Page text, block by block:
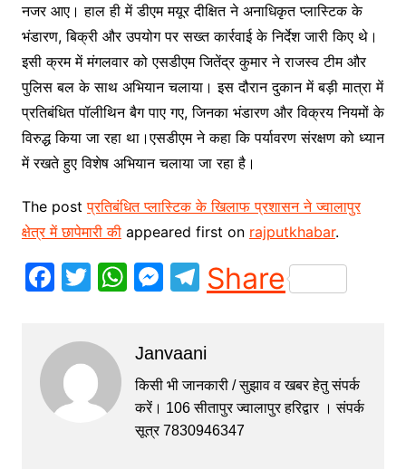
नजर आए। हाल ही में डीएम मयूर दीक्षित ने अनाधिकृत प्लास्टिक के
भंडारण, बिक्री और उपयोग पर सख्त कार्रवाई के निर्देश जारी किए थे।
इसी क्रम में मंगलवार को एसडीएम जितेंद्र कुमार ने राजस्व टीम और
पुलिस बल के साथ अभियान चलाया। इस दौरान दुकान में बड़ी मात्रा में
प्रतिबंधित पॉलीथिन बैग पाए गए, जिनका भंडारण और विक्रय नियमों के
विरुद्ध किया जा रहा था।एसडीएम ने कहा कि पर्यावरण संरक्षण को ध्यान
में रखते हुए विशेष अभियान चलाया जा रहा है।
The postप्रतिबंधित प्लास्टिक के खिलाफ प्रशासन ने ज्वालापुर
क्षेत्र में छापेमारी कीappeared first on rajputkhabar.
F
c
e
b
o
T
itt
er
W
s
A
p
p
M
s
e
n
T
el
gr
a
m
Share
Janvaani
किसी भी जानकारी / सुझाव व खबर हेतु संपर्क
करें। 106 सीतापुर ज्वालापुर हरिद्वार । संपर्क
सूत्र 7830946347